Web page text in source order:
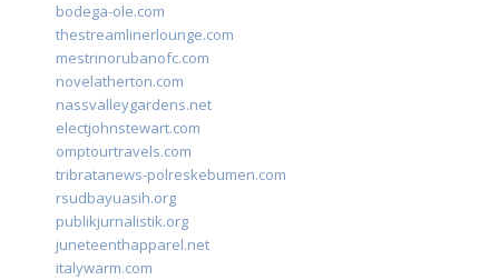
bodega-ole.com
thestreamlinerlounge.com
mestrinorubanofc.com
novelatherton.com
nassvalleygardens.net
electjohnstewart.com
omptourtravels.com
tribratanews-polreskebumen.com
rsudbayuasih.org
publikjurnalistik.org
juneteenthapparel.net
italywarm.com